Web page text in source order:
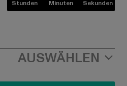
Stunden Minuten Sekunden
AUSWÄHLEN